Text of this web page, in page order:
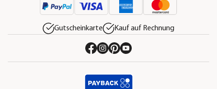
Gutscheinkarte Kauf auf Rechnung